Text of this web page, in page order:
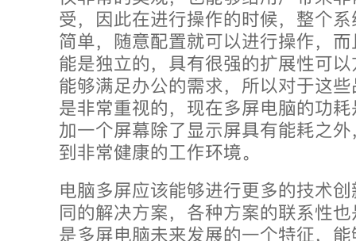
受，因此在进行操作的时候，整个
简单，随意配置就可以进行操作，
能是独立的，具有很强的扩展性可
能够满足办公的需求，所以对于这
是非常重视的，现在多屏电脑的功
加一个屏幕除了显示屏具有能耗之
到非常健康的工作环境。
电脑多屏应该能够进行更多的技术
同的解决方案，各种方案的联系性
是多屏电脑未来发展的一个特征，